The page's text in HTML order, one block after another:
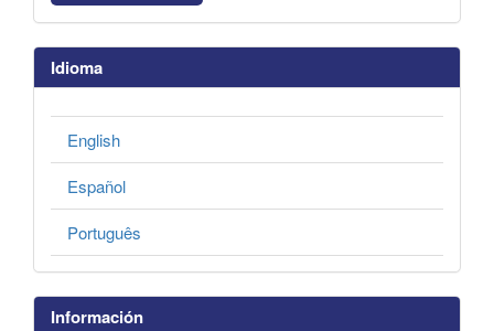
Idioma
English
Español
Português
Información